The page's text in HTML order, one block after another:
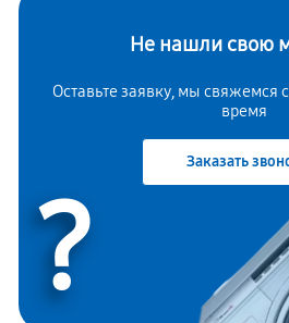
Не нашли свою
Оставьте заявку, мы
время
Заказать
?